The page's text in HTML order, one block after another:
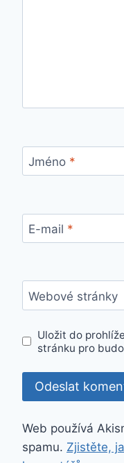
Jméno *
E-mail *
Webové stránky
Uložit do
stránku pro
Web používá
spamu. Zjistěte,